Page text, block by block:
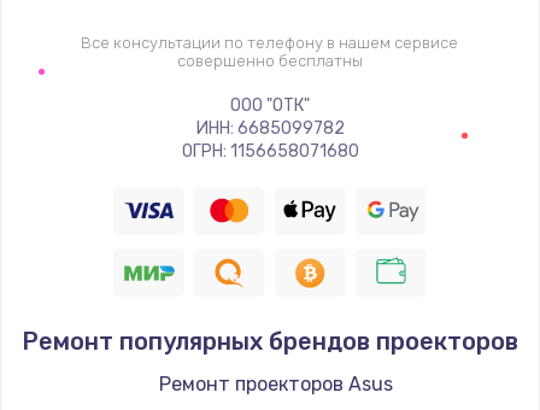
Все консультации по телефону в нашем сервисе
совершенно бесплатны
ООО "ОТК"
ИНН: 6685099782
ОГРН: 1156658071680
Ремонт популярных брендов проекторов
Ремонт проекторов Asus